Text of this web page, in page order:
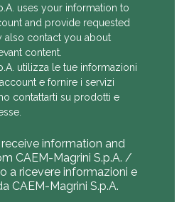
uses your information to
and provide requested
also contact you about
content.
utilizza le tue informazioni
e fornire i servizi
contattarti su prodotti e
information and
CAEM-Magrini S.p.A. /
a ricevere informazioni e
CAEM-Magrini S.p.A.